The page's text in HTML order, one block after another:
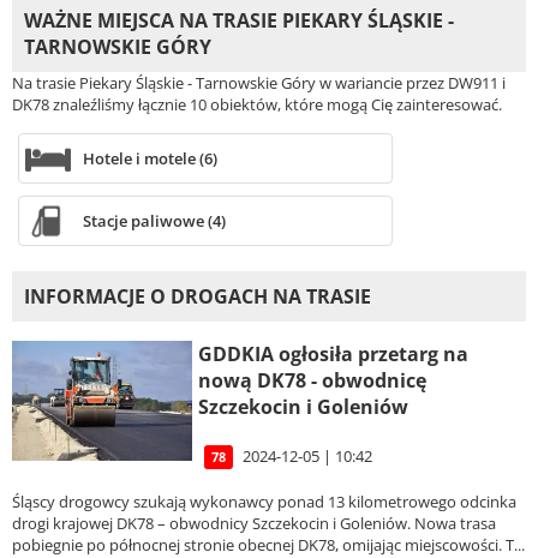
WAŻNE MIEJSCA NA TRASIE PIEKARY ŚLĄSKIE -
TARNOWSKIE GÓRY
Na trasie Piekary Śląskie - Tarnowskie Góry w wariancie przez DW911 i
DK78 znaleźliśmy łącznie 10 obiektów, które mogą Cię zainteresować.
Hotele i motele (6)
Stacje paliwowe (4)
INFORMACJE O DROGACH NA TRASIE
GDDKIA ogłosiła przetarg na
nową DK78 - obwodnicę
Szczekocin i Goleniów
78 2024-12-05 | 10:42
Śląscy drogowcy szukają wykonawcy ponad 13 kilometrowego odcinka
drogi krajowej DK78 – obwodnicy Szczekocin i Goleniów. Nowa trasa
pobiegnie po północnej stronie obecnej DK78, omijając miejscowości. T...